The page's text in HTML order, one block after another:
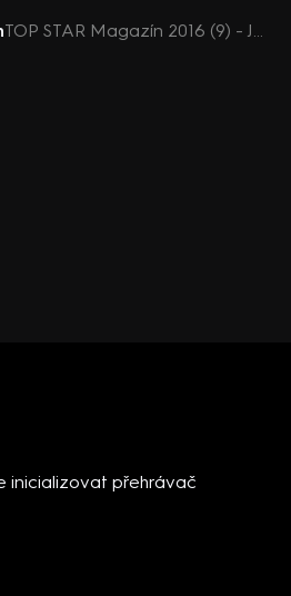
TOP STAR Magazín 2016 (9) - Jan Musil
inicializovat přehrávač